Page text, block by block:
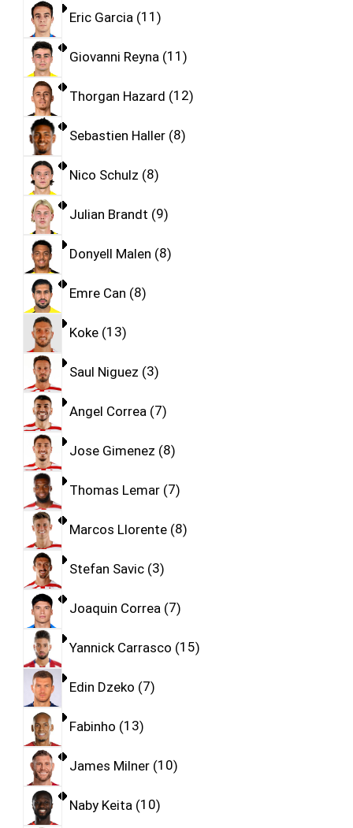
Eric Garcia 11
Giovanni Reyna 11
Thorgan Hazard 12
Sebastien Haller 8
Nico Schulz 8
Julian Brandt 9
Donyell Malen 8
Emre Can 8
Koke 13
Saul Niguez 3
Angel Correa 7
Jose Gimenez 8
Thomas Lemar 7
Marcos Llorente 8
Stefan Savic 3
Joaquin Correa 7
Yannick Carrasco 15
Edin Dzeko 7
Fabinho 13
James Milner 10
Naby Keita 10